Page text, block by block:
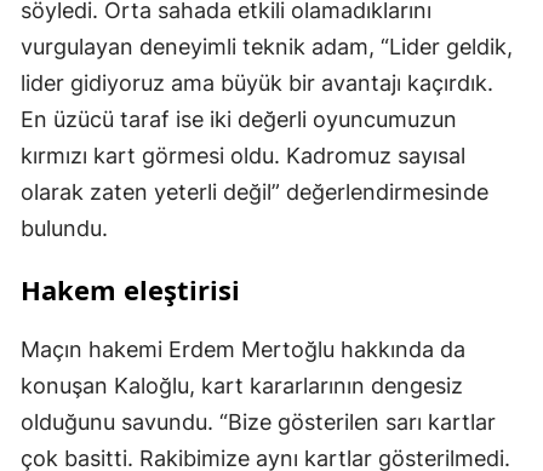
söyledi. Orta sahada etkili olamadıklarını
vurgulayan deneyimli teknik adam, “Lider geldik,
lider gidiyoruz ama büyük bir avantajı kaçırdık.
En üzücü taraf ise iki değerli oyuncumuzun
kırmızı kart görmesi oldu. Kadromuz sayısal
olarak zaten yeterli değil” değerlendirmesinde
bulundu.
Hakem eleştirisi
Maçın hakemi Erdem Mertoğlu hakkında da
konuşan Kaloğlu, kart kararlarının dengesiz
olduğunu savundu. “Bize gösterilen sarı kartlar
çok basitti. Rakibimize aynı kartlar gösterilmedi.